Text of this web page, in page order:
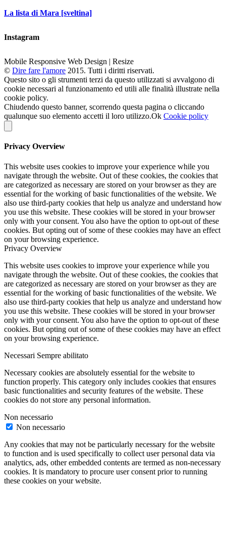
La lista di Mara [sveltina]
Instagram
Mobile Responsive Web Design | Resize
© Dire fare l'amore 2015. Tutti i diritti riservati.
Questo sito o gli strumenti terzi da questo utilizzati si avvalgono di
cookie necessari al funzionamento ed utili alle finalità illustrate nella
cookie policy.
Chiudendo questo banner, scorrendo questa pagina o cliccando
qualunque suo elemento accetti il loro utilizzo.Ok Cookie policy
Privacy Overview
This website uses cookies to improve your experience while you
navigate through the website. Out of these cookies, the cookies that
are categorized as necessary are stored on your browser as they are
essential for the working of basic functionalities of the website. We
also use third-party cookies that help us analyze and understand how
you use this website. These cookies will be stored in your browser
only with your consent. You also have the option to opt-out of these
cookies. But opting out of some of these cookies may have an effect
on your browsing experience.
Privacy Overview
This website uses cookies to improve your experience while you
navigate through the website. Out of these cookies, the cookies that
are categorized as necessary are stored on your browser as they are
essential for the working of basic functionalities of the website. We
also use third-party cookies that help us analyze and understand how
you use this website. These cookies will be stored in your browser
only with your consent. You also have the option to opt-out of these
cookies. But opting out of some of these cookies may have an effect
on your browsing experience.
Necessari Sempre abilitato
Necessary cookies are absolutely essential for the website to
function properly. This category only includes cookies that ensures
basic functionalities and security features of the website. These
cookies do not store any personal information.
Non necessario
Non necessario
Any cookies that may not be particularly necessary for the website
to function and is used specifically to collect user personal data via
analytics, ads, other embedded contents are termed as non-necessary
cookies. It is mandatory to procure user consent prior to running
these cookies on your website.